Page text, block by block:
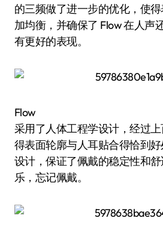
的三频做了进一步的优化，使
加均衡，并确保了 Flow 在人声
有更好的表现。
Flow
采用了人体工程学设计，经过
得表面轮廓与人耳贴合得恰到
设计，保证了佩戴的稳定性和
乐，忘记佩戴。